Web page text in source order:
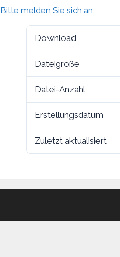
Bitte melden Sie sich an
Download
Dateigröße
Datei-Anzahl
Erstellungsdatum
Zuletzt aktualisiert